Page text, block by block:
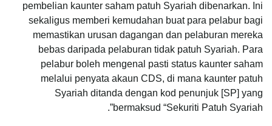
pembelian kaunter saham patuh Syariah dibenarkan. Ini
sekaligus memberi kemudahan buat para pelabur bagi
memastikan urusan dagangan dan pelaburan mereka
bebas daripada pelaburan tidak patuh Syariah. Para
pelabur boleh mengenal pasti status kaunter saham
melalui penyata akaun CDS, di mana kaunter patuh
Syariah ditanda dengan kod penunjuk [SP] yang
bermaksud “Sekuriti Patuh Syariah”.